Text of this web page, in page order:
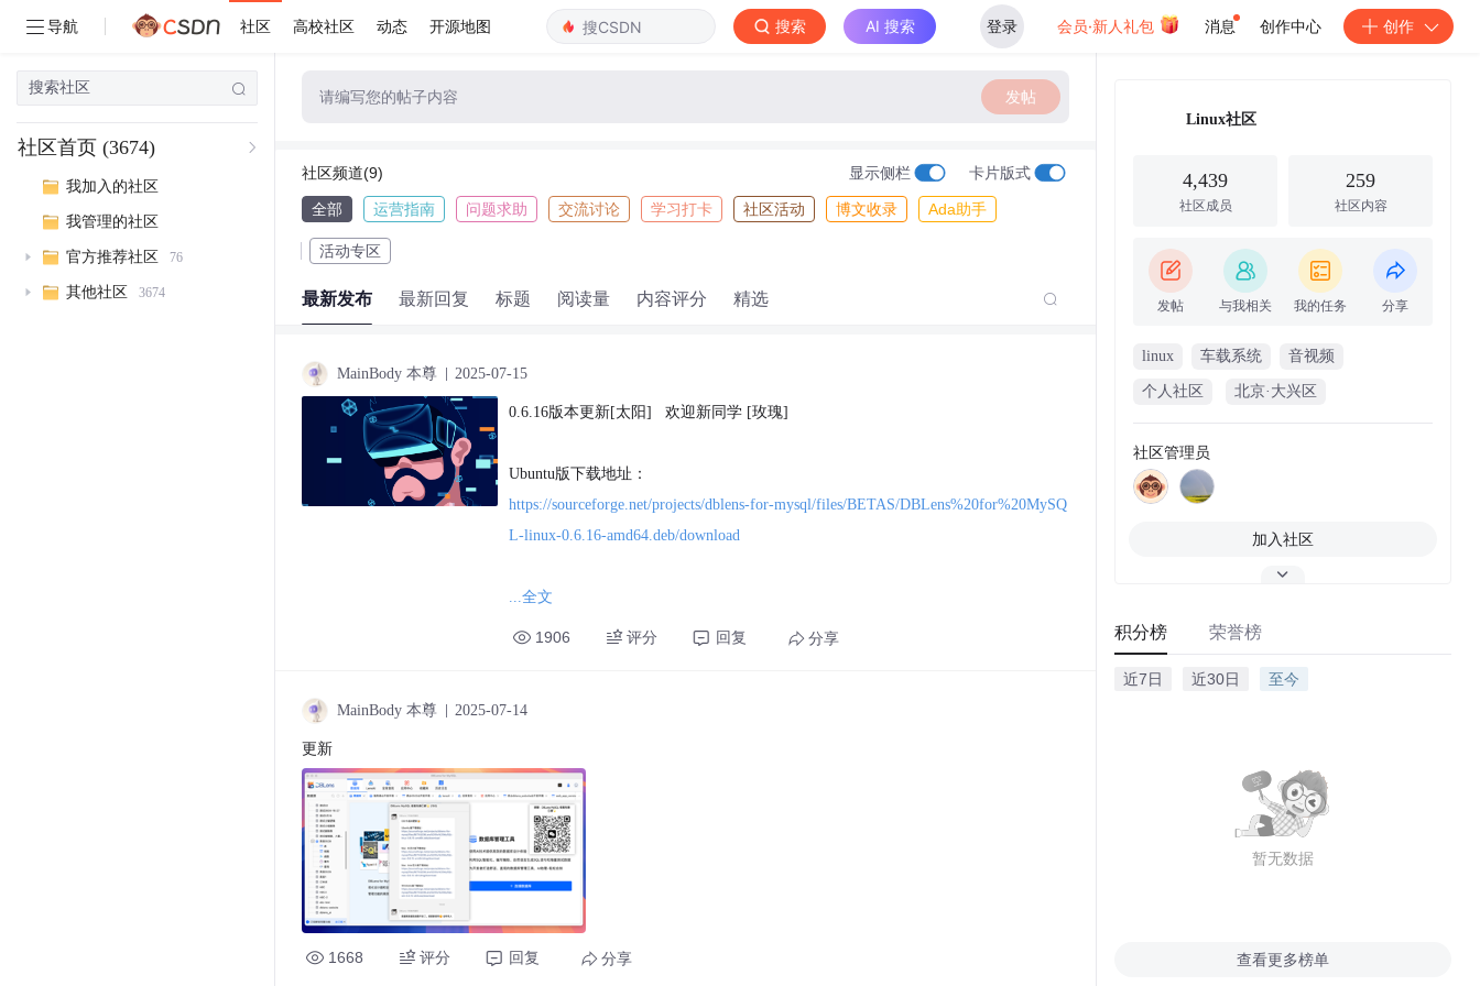
导航 社区 高校社区 动态 开源地图 搜索 AI 搜索 登录 会员·新人礼包 消息 创作中心 创作
社区首页 (3674)
我加入的社区
我管理的社区
官方推荐社区 76
其他社区 3674
请编写您的帖子内容 发帖
社区频道(9) 显示侧栏 卡片版式
全部 运营指南 问题求助 交流讨论 学习打卡 社区活动 博文收录 Ada助手
活动专区
最新发布 最新回复 标题 阅读量 内容评分 精选
MainBody 本尊 2025-07-15
0.6.16版本更新[太阳]   欢迎新同学 [玫瑰]
https://sourceforge.net/projects/dblens-for-mysql/files/BETAS/DBLens%20for%20MySQ
L-linux-0.6.16-amd64.deb/download
https://sourceforge.net/projects/dblens-for-mysql/files/BETAS/DBLens%20for%20MySQ
L-mac-0.6.16-x64.dmg/download
https://sourceforge.net/projects/dblens-for-mysql/files/BETAS/DBLens%20for%20MySQ
L-win-0.6.16-x64.exe/download
...全文
1906 评分 回复 分享
MainBody 本尊 2025-07-14
更新
1668 评分 回复 分享
Linux社区
4,439
社区成员
259
社区内容
发帖 与我相关 我的任务 分享
linux 车载系统 音视频
个人社区 北京·大兴区
社区管理员
加入社区
积分榜 荣誉榜
近7日 近30日 至今
暂无数据
查看更多榜单